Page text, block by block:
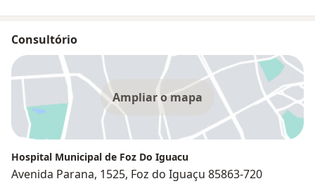
Consultório
Ampliar o mapa
Hospital Municipal de Foz Do Iguacu
Avenida Parana, 1525, Foz do Iguaçu 85863-720